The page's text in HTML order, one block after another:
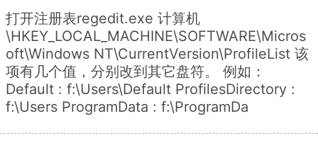
打开注册表regedit.exe 计算机
\HKEY_LOCAL_MACHINE\SOFTWARE\Micros
oft\Windows NT\CurrentVersion\ProfileList 该
项有几个值，分别改到其它盘符。 例如：
Default : f:\Users\Default ProfilesDirectory :
f:\Users ProgramData : f:\ProgramDa